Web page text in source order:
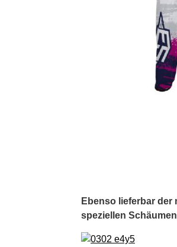
Ebenso lieferbar der
speziellen